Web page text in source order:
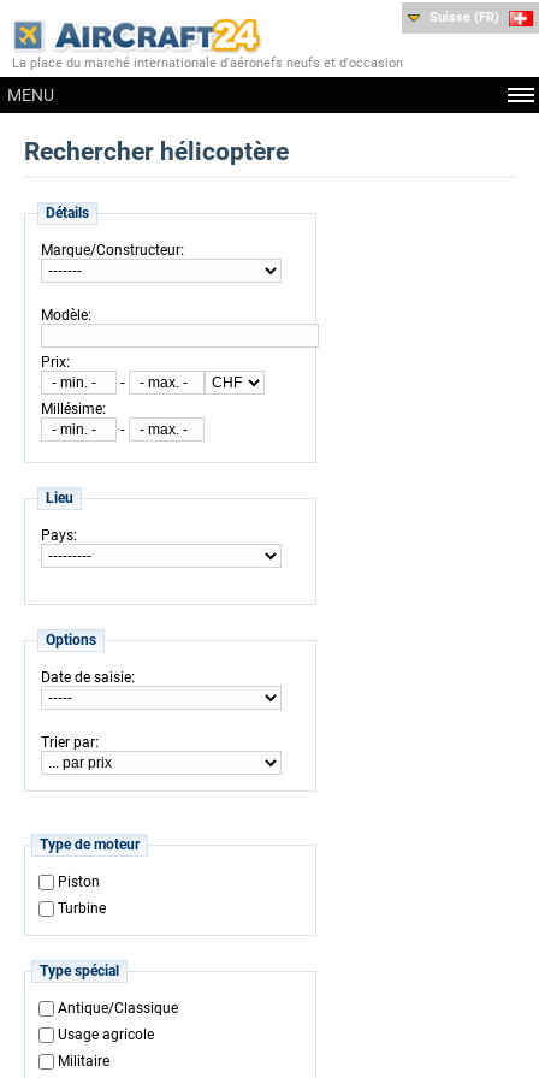
La place du marché internationale d'aéronefs neufs et d'occasion
MENU
Suisse (FR)
Rechercher hélicoptère
Détails
Marque/Constructeur:
Modèle:
Prix:
-
Millésime:
-
Lieu
Pays:
Options
Date de saisie:
Trier par:
Type de moteur
Piston
Turbine
Type spécial
Antique/Classique
Usage agricole
Militaire